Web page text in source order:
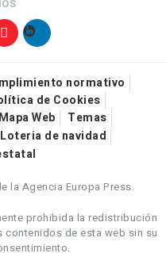
normativo
de Cookies
Mapa Web
Temas
Loteria de navidad
la Agencia Europa Press.
prohibida la redistribución
de esta web sin su